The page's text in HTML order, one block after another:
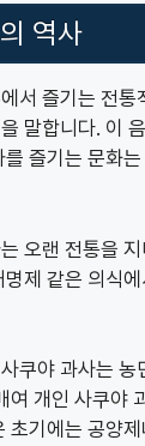
역사
서 즐기는 전통
말합니다. 이
즐기는 문화
오랜 전통을
제 같은 의식
쿠야 과사는 농
여 개인 사쿠야
초기에는 공양